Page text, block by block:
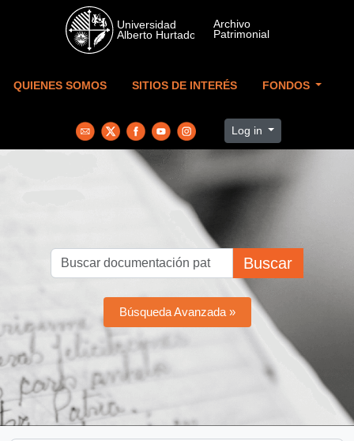
Skip to main content
QUIENES SOMOS SITIOS DE INTERÉS FONDOS
Log in
Buscar
Búsqueda Avanzada »